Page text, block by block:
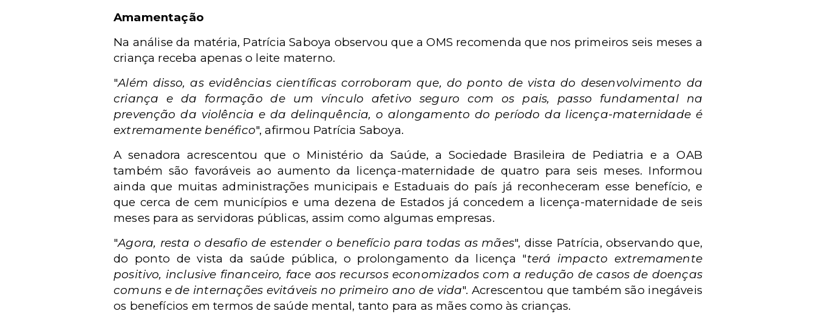
Amamentação
Na análise da matéria, Patrícia Saboya observou que a OMS recomenda que nos primeiros seis meses a
criança receba apenas o leite materno.
"Além disso, as evidências científicas corroboram que, do ponto de vista do desenvolvimento da
criança e da formação de um vínculo afetivo seguro com os pais, passo fundamental na
prevenção da violência e da delinquência, o alongamento do período da licença-maternidade é
extremamente benéfico", afirmou Patrícia Saboya.
A senadora acrescentou que o Ministério da Saúde, a Sociedade Brasileira de Pediatria e a OAB
também são favoráveis ao aumento da licença-maternidade de quatro para seis meses. Informou
ainda que muitas administrações municipais e Estaduais do país já reconheceram esse benefício, e
que cerca de cem municípios e uma dezena de Estados já concedem a licença-maternidade de seis
meses para as servidoras públicas, assim como algumas empresas.
"Agora, resta o desafio de estender o benefício para todas as mães", disse Patrícia, observando que,
do ponto de vista da saúde pública, o prolongamento da licença "terá impacto extremamente
positivo, inclusive financeiro, face aos recursos economizados com a redução de casos de doenças
comuns e de internações evitáveis no primeiro ano de vida". Acrescentou que também são inegáveis
os benefícios em termos de saúde mental, tanto para as mães como às crianças.